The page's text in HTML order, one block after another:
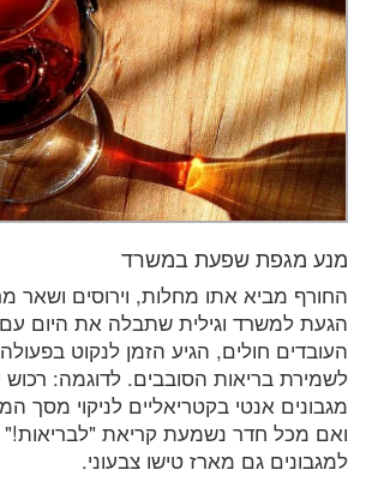
מנע מגפת שפעת במשרד
החורף מביא אתו מחלות, וירוסים ושאר
הגעת למשרד וגילית שתבלה את היום
העובדים חולים, הגיע הזמן לנקוט
לשמירת בריאות הסובבים. לדוגמה:
מגבונים אנטי בקטריאליים לניקוי מסך
ואם מכל חדר נשמעת קריאת "לבריאות!"
למגבונים גם מארז טישו צבעוני.